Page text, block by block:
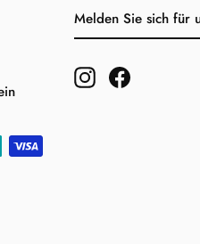
SIE
SICH
UNSERE
MAILINGLISTE
InstagramFacebook